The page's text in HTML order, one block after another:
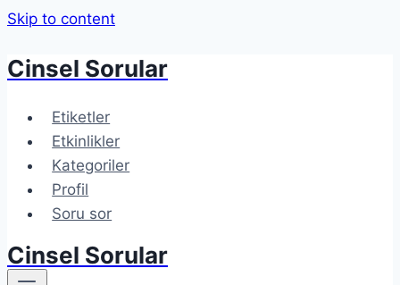
Skip to content
Cinsel Sorular
Etiketler
Etkinlikler
Kategoriler
Profil
Soru sor
Cinsel Sorular